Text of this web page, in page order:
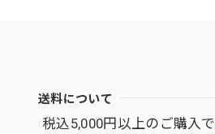
送料について
税込5,000円以上のご購入で